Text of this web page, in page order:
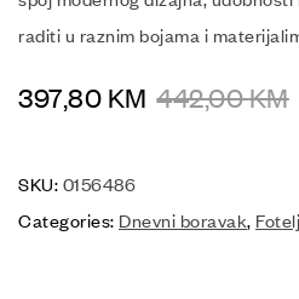
raditi u raznim bojama i
442,00KM
397,80 KM
SKU: 0156486
Categories: Dnevni boravak,